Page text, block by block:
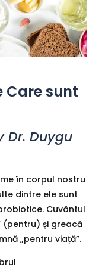
Care sunt
Dr. Duygu
în corpul nostru
dintre ele sunt
Cuvântul
(pentru) și greacă
„pentru viață”.